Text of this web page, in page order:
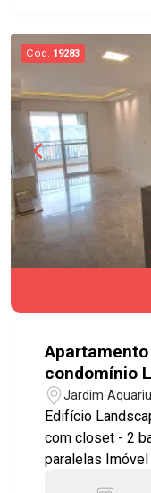
Cód. 19283
condomínio
sendo 1
Jardim
Jardim
Edifício
com closet - 2
paralelas Imóvel possuí: - Sala de estar e jantar